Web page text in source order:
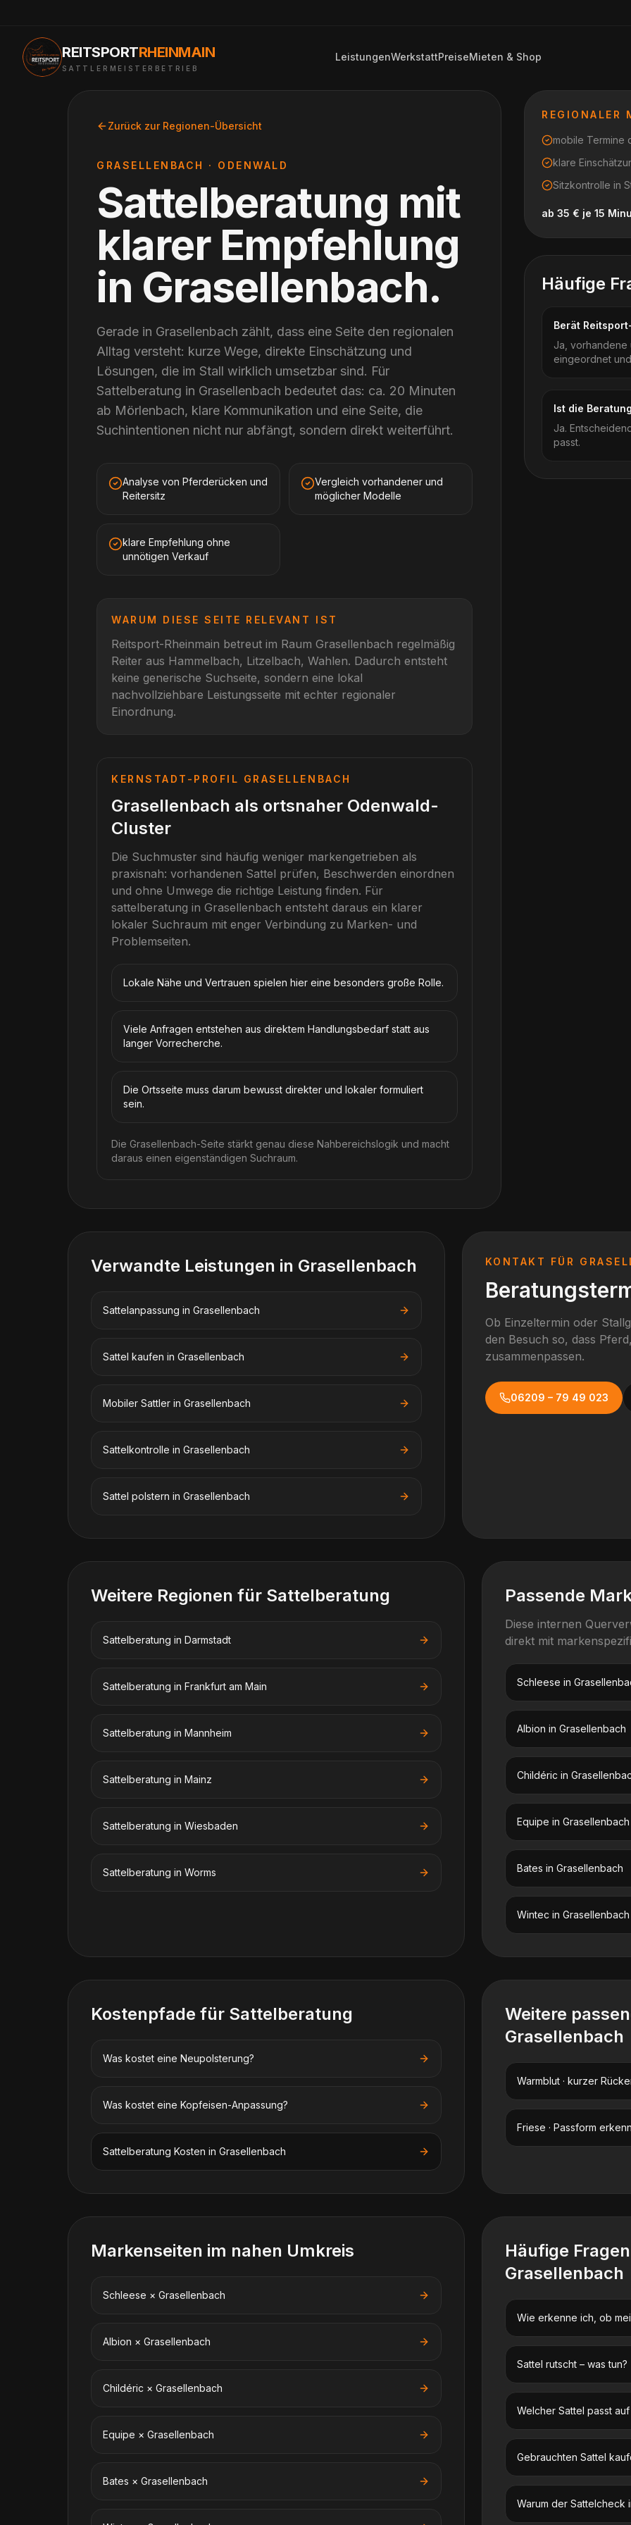
REITSPORTRHEINMAIN
SATTLERMEISTERBETRIEB
LeistungenWerkstattPreiseMieten & Shop
Zurück zur Regionen-Übersicht
GRASELLENBACH · ODENWALD
Sattelberatung mit
klarer Empfehlung
in Grasellenbach.
Gerade in Grasellenbach zählt, dass eine Seite den regionalen
Alltag versteht: kurze Wege, direkte Einschätzung und
Lösungen, die im Stall wirklich umsetzbar sind. Für
Sattelberatung in Grasellenbach bedeutet das: ca. 20 Minuten
ab Mörlenbach, klare Kommunikation und eine Seite, die
Suchintentionen nicht nur abfängt, sondern direkt weiterführt.
Analyse von Pferderücken und
Reitersitz
Vergleich vorhandener und
möglicher Modelle
klare Empfehlung ohne
unnötigen Verkauf
WARUM DIESE SEITE RELEVANT IST
Reitsport-Rheinmain betreut im Raum Grasellenbach regelmäßig
Reiter aus Hammelbach, Litzelbach, Wahlen. Dadurch entsteht
keine generische Suchseite, sondern eine lokal
nachvollziehbare Leistungsseite mit echter regionaler
Einordnung.
KERNSTADT-PROFIL GRASELLENBACH
Grasellenbach als ortsnaher Odenwald-
Cluster
Die Suchmuster sind häufig weniger markengetrieben als
praxisnah: vorhandenen Sattel prüfen, Beschwerden einordnen
und ohne Umwege die richtige Leistung finden. Für
sattelberatung in Grasellenbach entsteht daraus ein klarer
lokaler Suchraum mit enger Verbindung zu Marken- und
Problemseiten.
Lokale Nähe und Vertrauen spielen hier eine besonders große Rolle.
Viele Anfragen entstehen aus direktem Handlungsbedarf statt aus
langer Vorrecherche.
Die Ortsseite muss darum bewusst direkter und lokaler formuliert
sein.
Die Grasellenbach-Seite stärkt genau diese Nahbereichslogik und macht
daraus einen eigenständigen Suchraum.
REGIONALER
mobile Termine
klare
Sitzkontrolle in
ab 35 € je 15
Häufige
Berät
Ja, vorhandene
eingeordnet
Ist die
Ja.
passt.
Verwandte Leistungen in Grasellenbach
Sattelanpassung in Grasellenbach
Sattel kaufen in Grasellenbach
Mobiler Sattler in Grasellenbach
Sattelkontrolle in Grasellenbach
Sattel polstern in Grasellenbach
KONTAKT FÜR
Ob Einzeltermin oder
den Besuch so, dass
zusammenpassen.
06209 – 79 49 023
Weitere Regionen für Sattelberatung
Sattelberatung in Darmstadt
Sattelberatung in Frankfurt am Main
Sattelberatung in Mannheim
Sattelberatung in Mainz
Sattelberatung in Wiesbaden
Sattelberatung in Worms
Passende
Diese internen
direkt mit
Schleese in
Albion in Grasellenbach
Childéric in
Equipe in Grasellenbach
Bates in Grasellenbach
Wintec in Grasellenbach
Kostenpfade für Sattelberatung
Was kostet eine Neupolsterung?
Was kostet eine Kopfeisen-Anpassung?
Sattelberatung Kosten in Grasellenbach
Weitere
Grasellenbach
Warmblut · kurzer
Friese · Passform
Markenseiten im nahen Umkreis
Schleese × Grasellenbach
Albion × Grasellenbach
Childéric × Grasellenbach
Equipe × Grasellenbach
Bates × Grasellenbach
Häufige
Grasellenbach
Wie erkenne ich, ob
Sattel rutscht – was tun?
Welcher Sattel passt
Gebrauchten Sattel
Warum der Sattelcheck